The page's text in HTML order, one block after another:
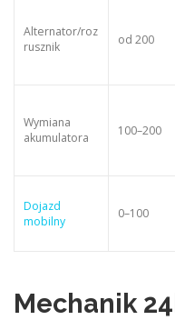
Alternator/roz
rusznik
od 200
Wymiana
akumulatora
100–200
Dojazd
mobilny
0–100
Mechanik